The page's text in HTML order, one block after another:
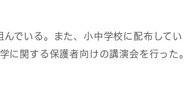
でいる。また、小中学校に配布してい
に関する保護者向けの講演会を行った。